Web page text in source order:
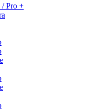
/ Pro +